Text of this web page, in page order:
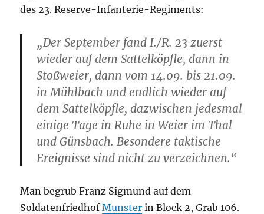
des 23. Reserve-Infanterie-Regiments:
„Der September fand I./R. 23 zuerst
wieder auf dem Sattelköpfle, dann in
Stoßweier, dann vom 14.09. bis 21.09.
in Mühlbach und endlich wieder auf
dem Sattelköpfle, dazwischen jedesmal
einige Tage in Ruhe in Weier im Thal
und Günsbach. Besondere taktische
Ereignisse sind nicht zu verzeichnen.“
Man begrub Franz Sigmund auf dem
SoldatenfriedhofMunster inBlock 2, Grab 106.